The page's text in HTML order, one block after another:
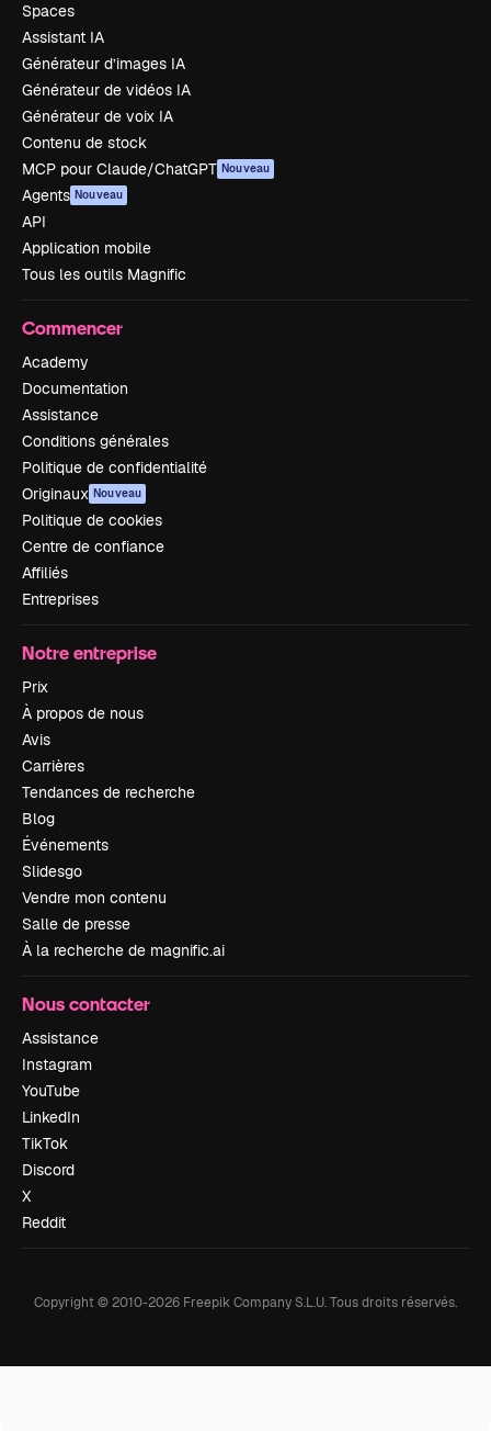
Spaces
Assistant IA
Générateur d’images IA
Générateur de vidéos IA
Générateur de voix IA
Contenu de stock
MCP pour Claude/ChatGPT Nouveau
Agents Nouveau
API
Application mobile
Tous les outils Magnific
Commencer
Academy
Documentation
Assistance
Conditions générales
Politique de confidentialité
Originaux Nouveau
Politique de cookies
Centre de confiance
Affiliés
Entreprises
Notre entreprise
Prix
À propos de nous
Avis
Carrières
Tendances de recherche
Blog
Événements
Slidesgo
Vendre mon contenu
Salle de presse
À la recherche de magnific.ai
Nous contacter
Assistance
Instagram
YouTube
LinkedIn
TikTok
Discord
X
Reddit
Copyright © 2010-2026 Freepik Company S.L.U.Tous droits réservés.